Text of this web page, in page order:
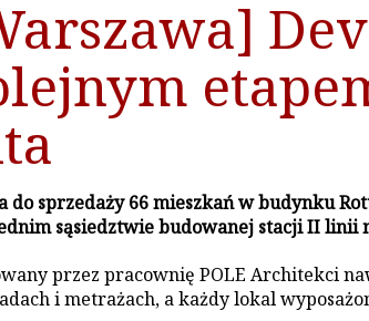
do sprzedaży 66 mieszkań w budynku
sąsiedztwie budowanej stacji II linii
przez pracownię POLE Architekci
i metrażach, a każdy lokal